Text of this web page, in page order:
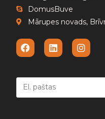
DomusBuve
Mārupes novads,